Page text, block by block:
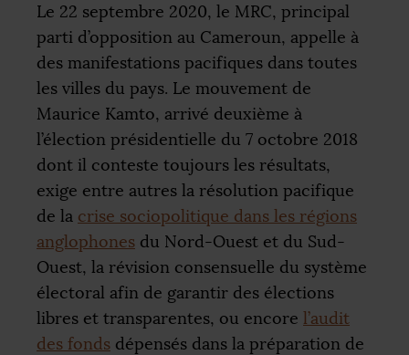
Le 22 septembre 2020, le MRC, principal
parti d’opposition au Cameroun, appelle à
des manifestations pacifiques dans toutes
les villes du pays. Le mouvement de
Maurice Kamto, arrivé deuxième à
l’élection présidentielle du 7 octobre 2018
dont il conteste toujours les résultats,
exige entre autres la résolution pacifique
de la crise sociopolitique dans les régions
anglophones du Nord-Ouest et du Sud-
Ouest, la révision consensuelle du système
électoral afin de garantir des élections
libres et transparentes, ou encore l’audit
des fonds dépensés dans la préparation de